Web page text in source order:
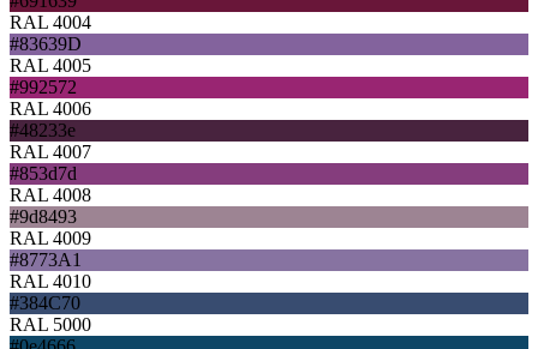
RAL 4004
#83639D
RAL 4005
#992572
RAL 4006
#48233e
RAL 4007
#853d7d
RAL 4008
#9d8493
RAL 4009
#8773A1
RAL 4010
#384C70
RAL 5000